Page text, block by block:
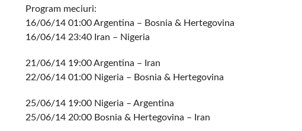
Program meciuri:
16/06/14 01:00 Argentina – Bosnia & Hertegovina
16/06/14 23:40 Iran – Nigeria
21/06/14 19:00 Argentina – Iran
22/06/14 01:00 Nigeria – Bosnia & Hertegovina
25/06/14 19:00 Nigeria – Argentina
25/06/14 20:00 Bosnia & Hertegovina – Iran